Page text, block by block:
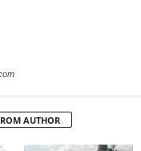
AUTHOR